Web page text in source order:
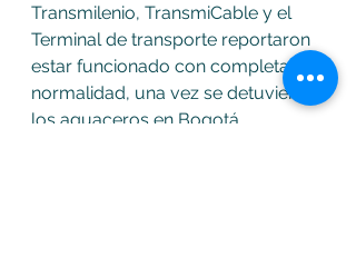
Transmilenio, TransmiCable y el
Terminal de transporte reportaron
estar funcionado con completa
normalidad, una vez se detuvieron
los aguaceros en Bogotá.